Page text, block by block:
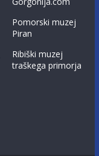
Pomorski muzej
Piran
Ribiški muzej
traškega primorja